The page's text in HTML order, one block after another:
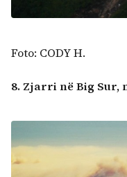
Foto: CODY H.
8. Zjarri në Big Sur,